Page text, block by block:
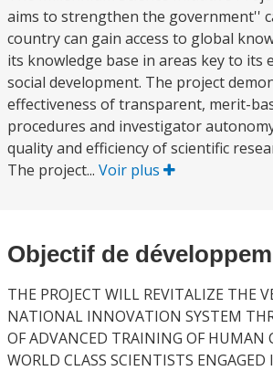
aims to strengthen the government''
country can gain access to global
its knowledge base in areas key to its
social development. The project
effectiveness of transparent, merit-
procedures and investigator
quality and efficiency of scientific
The project... Voir plus
Objectif de
THE PROJECT WILL REVITALIZE THE
NATIONAL INNOVATION SYSTEM
OF ADVANCED TRAINING OF HUMAN
WORLD CLASS SCIENTISTS